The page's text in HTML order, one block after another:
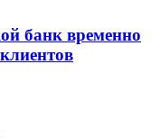
банк временно